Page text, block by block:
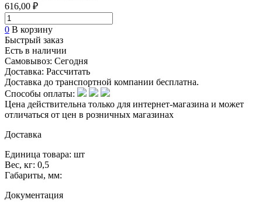
616,00 ₽
0 В корзину
Быстрый заказ
Есть в наличии
Самовывоз: Сегодня
Доставка: Рассчитать
Доставка до транспортной компании бесплатна.
Способы оплаты:
Цена действительна только для интернет-магазина и может
отличаться от цен в розничных магазинах
Доставка
Единица товара: шт
Вес, кг: 0,5
Габариты, мм:
Документация